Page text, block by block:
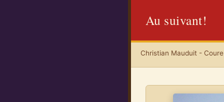
Au suivant!
Christian Mauduit -